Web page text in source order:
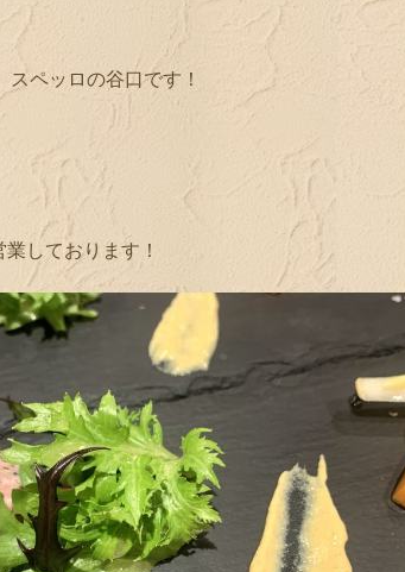
ペッロの谷口です！
しております！